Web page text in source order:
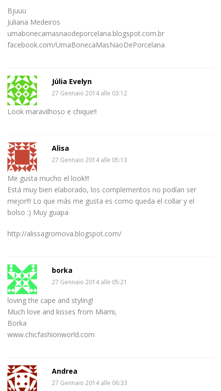
Bjuuu
Juliana Medeiros
umabonecamasnaodeporcelana.blogspot.com.br
facebook.com/UmaBonecaMasNaoDePorcelana
Júlia Evelyn
27 Gennaio 2014 alle 03:12
Look maravilhoso e chique!!
Alisa
27 Gennaio 2014 alle 05:13
Me gusta mucho el look!!!
Está muy bien elaborado, los complementos no podían ser
mejor!!! Lo que más me gusta es como queda el collar y el
bolso :) Muy guapa
http://alissagromova.blogspot.com/
borka
27 Gennaio 2014 alle 05:21
loving the cape and styling!
Much love and kisses from Miami,
Borka
www.chicfashionworld.com
Andrea
27 Gennaio 2014 alle 06:33